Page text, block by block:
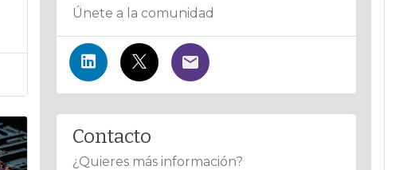
Únete a la comunidad
Contacto
¿Quieres más información?